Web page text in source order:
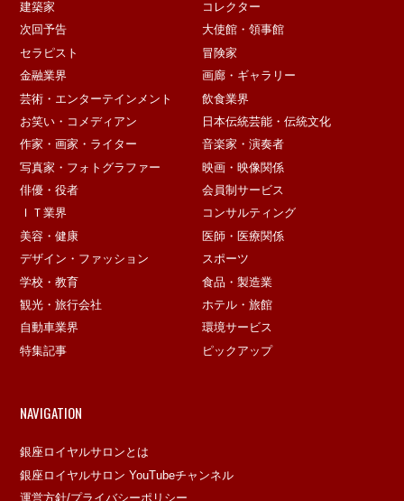
建築家
コレクター
次回予告
大使館・領事館
セラピスト
冒険家
金融業界
画廊・ギャラリー
芸術・エンターテインメント
飲食業界
お笑い・コメディアン
日本伝統芸能・伝統文化
作家・画家・ライター
音楽家・演奏者
写真家・フォトグラファー
映画・映像関係
俳優・役者
会員制サービス
ＩＴ業界
コンサルティング
美容・健康
医師・医療関係
デザイン・ファッション
スポーツ
学校・教育
食品・製造業
観光・旅行会社
ホテル・旅館
自動車業界
環境サービス
特集記事
ピックアップ
NAVIGATION
銀座ロイヤルサロンとは
銀座ロイヤルサロン YouTubeチャンネル
運営方針/プライバシーポリシー